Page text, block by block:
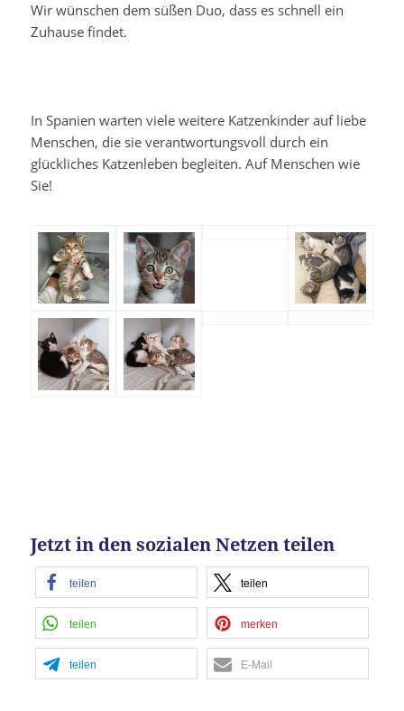
Wir wünschen dem süßen Duo, dass es schnell ein
Zuhause findet.
In Spanien warten viele weitere Katzenkinder auf liebe
Menschen, die sie verantwortungsvoll durch ein
glückliches Katzenleben begleiten. Auf Menschen wie
Sie!
Jetzt in den sozialen Netzen teilen
teilen teilen
teilen merken
teilen E-Mail